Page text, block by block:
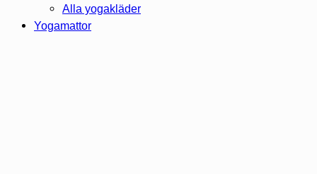
Alla yogakläder
Yogamattor